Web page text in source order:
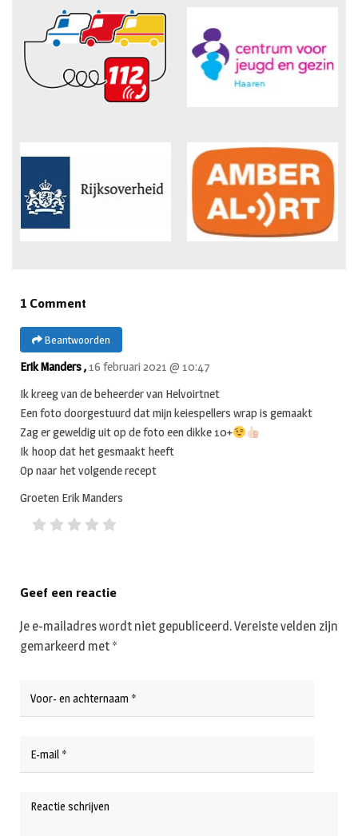
1 Comment
Beantwoorden
Erik Manders , 16 februari 2021 @ 10:47
Ik kreeg van de beheerder van Helvoirtnet
Een foto doorgestuurd dat mijn keiespellers wrap is gemaakt
Zag er geweldig uit op de foto een dikke 10+
Ik hoop dat het gesmaakt heeft
Op naar het volgende recept
Groeten Erik Manders
Geef een reactie
Je e-mailadres wordt niet gepubliceerd.Vereiste velden zijn
gemarkeerd met *